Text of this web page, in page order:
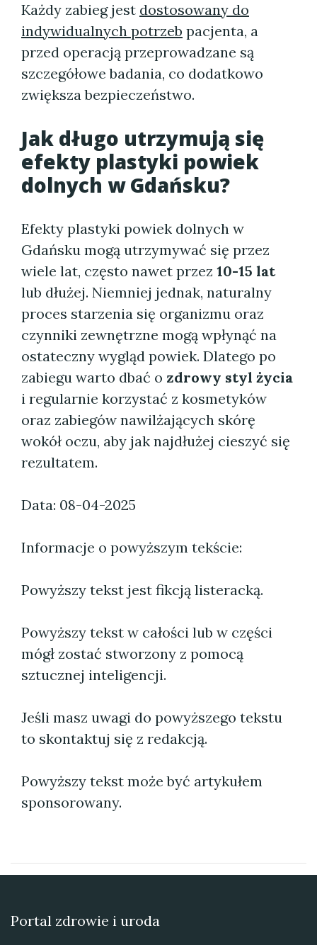
Każdy zabieg jest dostosowany do
indywidualnych potrzeb pacjenta, a
przed operacją przeprowadzane są
szczegółowe badania, co dodatkowo
zwiększa bezpieczeństwo.
Jak długo utrzymują się
efekty plastyki powiek
dolnych w Gdańsku?
Efekty plastyki powiek dolnych w
Gdańsku mogą utrzymywać się przez
wiele lat, często nawet przez 10-15 lat
lub dłużej. Niemniej jednak, naturalny
proces starzenia się organizmu oraz
czynniki zewnętrzne mogą wpłynąć na
ostateczny wygląd powiek. Dlatego po
zabiegu warto dbać o zdrowy styl życia
i regularnie korzystać z kosmetyków
oraz zabiegów nawilżających skórę
wokół oczu, aby jak najdłużej cieszyć się
rezultatem.
Data: 08-04-2025
Informacje o powyższym tekście:
Powyższy tekst jest fikcją listeracką.
Powyższy tekst w całości lub w części
mógł zostać stworzony z pomocą
sztucznej inteligencji.
Jeśli masz uwagi do powyższego tekstu
to skontaktuj się z redakcją.
Powyższy tekst może być artykułem
sponsorowany.
Portal zdrowie i uroda